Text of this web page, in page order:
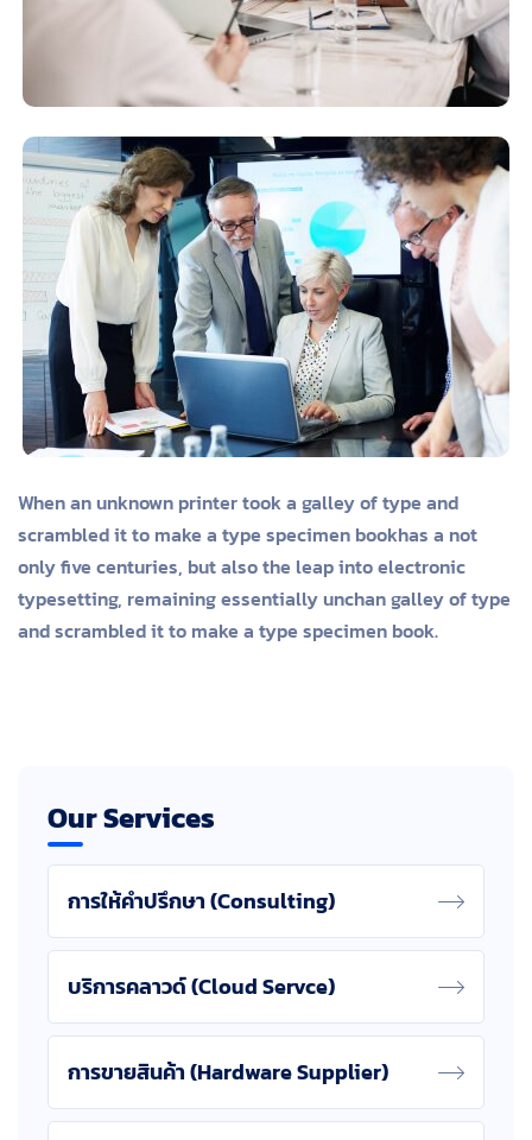
Our Services
การให้คำปรึกษา (Consulting)
บริการคลาวด์ (Cloud Servce)
การขายสินค้า (Hardware Supplier)
When an unknown printer took a galley of type and
scrambled it to make a type specimen bookhas a not
only five centuries, but also the leap into electronic
typesetting, remaining essentially unchan galley of type
and scrambled it to make a type specimen book.